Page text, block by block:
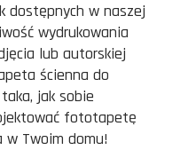
dostępnych w naszej
wydrukowania
lub autorskiej
ścienna do
jak sobie
fototapetę
w Twoim domu!